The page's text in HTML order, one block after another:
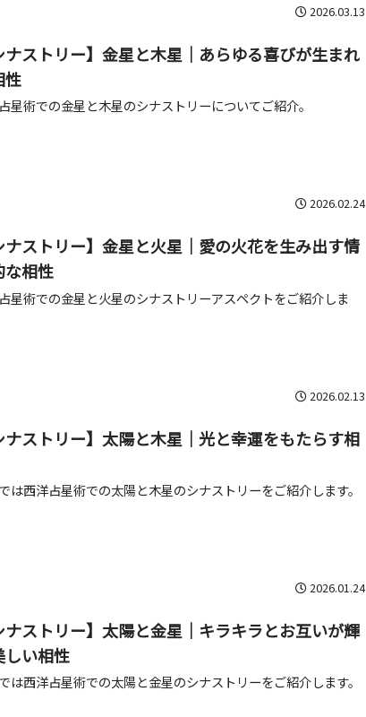
2026.03.13
ナストリー】金星と木星｜あらゆる喜びが生まれ
性
星術での金星と木星のシナストリーについてご紹介。
2026.02.24
ナストリー】金星と火星｜愛の火花を生み出す情
な相性
星術での金星と火星のシナストリーアスペクトをご紹介しま
2026.02.13
ナストリー】太陽と木星｜光と幸運をもたらす相
は西洋占星術での太陽と木星のシナストリーをご紹介します。
2026.01.24
ナストリー】太陽と金星｜キラキラとお互いが輝
しい相性
は西洋占星術での太陽と金星のシナストリーをご紹介します。